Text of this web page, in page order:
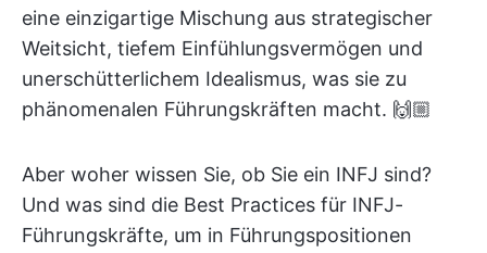
eine einzigartige Mischung aus strategischer
Weitsicht, tiefem Einfühlungsvermögen und
unerschütterlichem Idealismus, was sie zu
phänomenalen Führungskräften macht. 🙌🏼
Aber woher wissen Sie, ob Sie ein INFJ sind?
Und was sind die Best Practices für INFJ-
Führungskräfte, um in Führungspositionen